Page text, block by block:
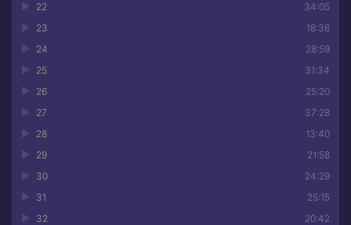
34:05
22
18:36
23
28:59
24
31:34
25
25:20
26
37:28
27
13:40
28
21:58
29
24:29
30
25:15
31
20:42
32